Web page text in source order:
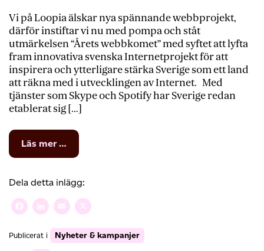
Vi på Loopia älskar nya spännande webbprojekt,
därför instiftar vi nu med pompa och ståt
utmärkelsen “Årets webbkomet” med syftet att lyfta
fram innovativa svenska Internetprojekt för att
inspirera och ytterligare stärka Sverige som ett land
att räkna med i utvecklingen av Internet. Med
tjänster som Skype och Spotify har Sverige redan
etablerat sig […]
Läs mer …
Är
Årets
webbkomet
2011?
Dela detta inlägg:
Facebook
LinkedIn
Email
Publicerat i Nyheter & kampanjer